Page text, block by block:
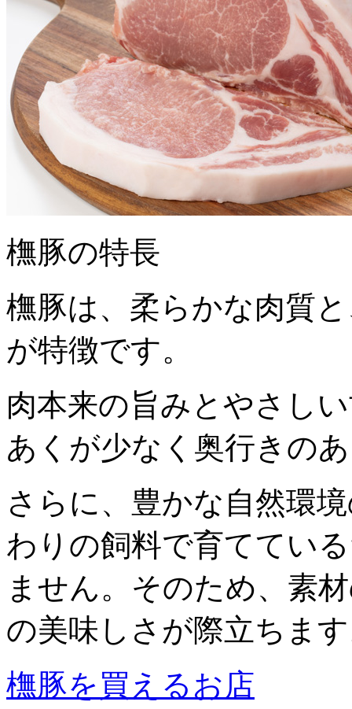
橅豚の特長
橅豚は、柔らかな肉質
が特徴です。
肉本来の旨みとやさし
あくが少なく奥行きの
さらに、豊かな自然環
わりの飼料で育ててい
ません。そのため、素
の美味しさが際立ちま
橅豚を買えるお店